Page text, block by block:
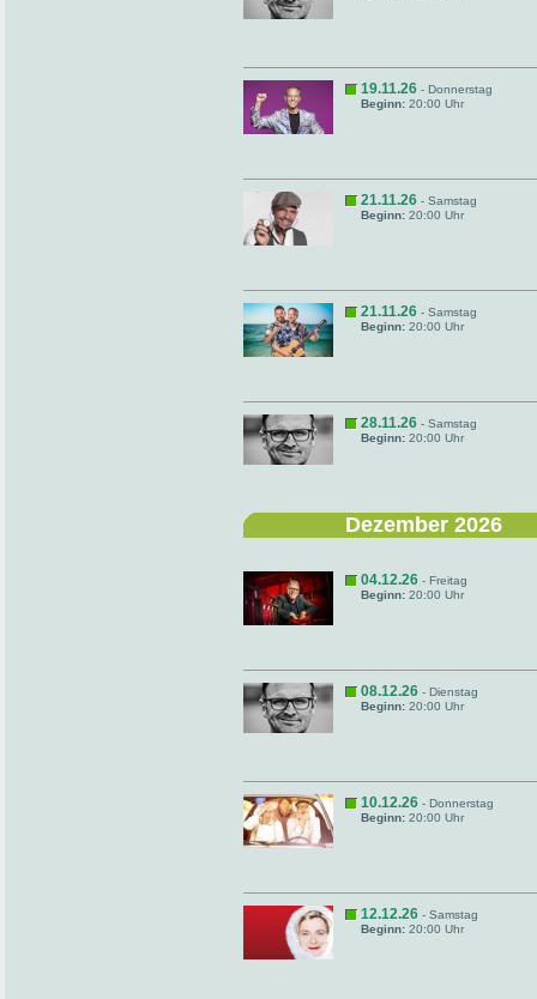
19.11.26 - Donnerstag
Beginn: 20:00 Uhr
21.11.26 - Samstag
Beginn: 20:00 Uhr
21.11.26 - Samstag
Beginn: 20:00 Uhr
28.11.26 - Samstag
Beginn: 20:00 Uhr
Dezember 2026
04.12.26 - Freitag
Beginn: 20:00 Uhr
08.12.26 - Dienstag
Beginn: 20:00 Uhr
10.12.26 - Donnerstag
Beginn: 20:00 Uhr
12.12.26 - Samstag
Beginn: 20:00 Uhr